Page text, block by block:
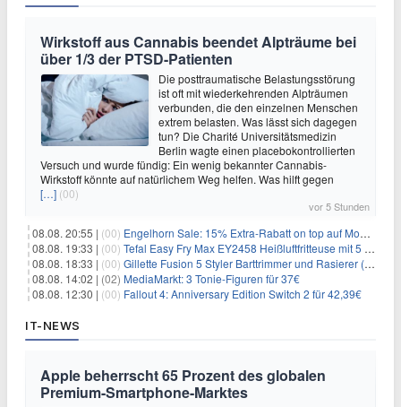
Wirkstoff aus Cannabis beendet Alpträume bei
über 1/3 der PTSD-Patienten
Die posttraumatische Belastungsstörung
ist oft mit wiederkehrenden Alpträumen
verbunden, die den einzelnen Menschen
extrem belasten. Was lässt sich dagegen
tun? Die Charité Universitätsmedizin
Berlin wagte einen placebokontrollierten
Versuch und wurde fündig: Ein wenig bekannter Cannabis-
Wirkstoff könnte auf natürlichem Weg helfen. Was hilft gegen
[…] (00)
vor 5 Stunden
08.08. 20:55 | (00) Engelhorn Sale: 15% Extra-Rabatt on top auf Mode- und Sport-Artikel
08.08. 19:33 | (00) Tefal Easy Fry Max EY2458 Heißluftfritteuse mit 5 Litern für 64,99€
08.08. 18:33 | (00) Gillette Fusion 5 Styler Barttrimmer und Rasierer (All in One) für 16€
08.08. 14:02 | (02) MediaMarkt: 3 Tonie-Figuren für 37€
08.08. 12:30 | (00) Fallout 4: Anniversary Edition Switch 2 für 42,39€
IT-NEWS
Apple beherrscht 65 Prozent des globalen
Premium-Smartphone-Marktes